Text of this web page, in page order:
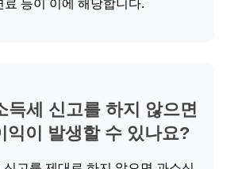
료 등이 이에 해당합니다.
득세 신고를 하지 않으면
익이 발생할 수 있나요?